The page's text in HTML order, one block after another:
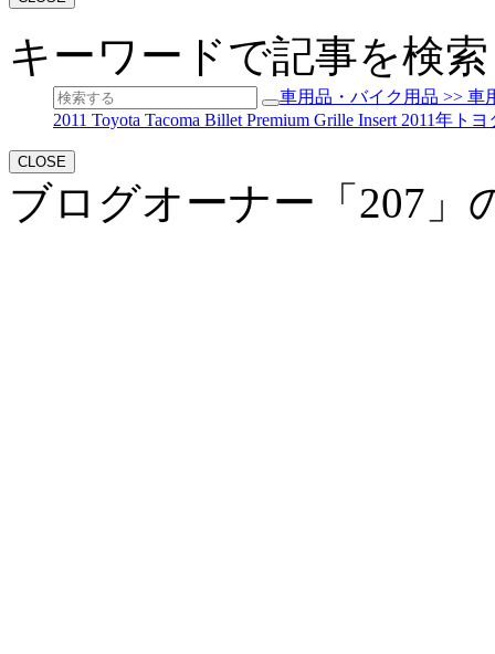
キーワードで記事を検索
車用品・バイク用品 >> 車
2011 Toyota Tacoma Billet Premium Grille Insert 2011年
CLOSE
ブログオーナー「207」